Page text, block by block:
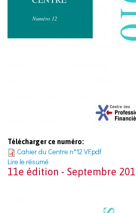
Télécharger ce numéro:
Cahier du Centre n°12 VF.pdf
Lire le résumé
11e édition - Septembre